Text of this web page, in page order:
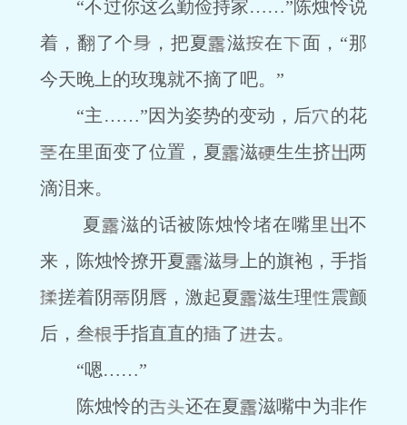
“不过你这么勤俭持家……”陈烛怜说
着，翻了个
，把夏 滋 在
面，“那
今天晚上的玫瑰就不摘了吧。”
“主……”因为姿势的变动，后
的花
在里面变了位置，夏
滋 生生挤
两
滴泪来。
夏
滋的话被陈烛怜堵在嘴里
不
来，陈烛怜撩开夏
滋
上的旗袍，手指
搓着阴
阴唇，激起夏 滋生理
震颤
后，叁
手指直直的 了
去。
“嗯……”
陈烛怜的
还在夏
滋嘴中为非作